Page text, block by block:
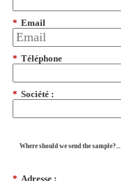
* Email
* Téléphone
* Société :
Where should we send the sample?...
* Adresse :